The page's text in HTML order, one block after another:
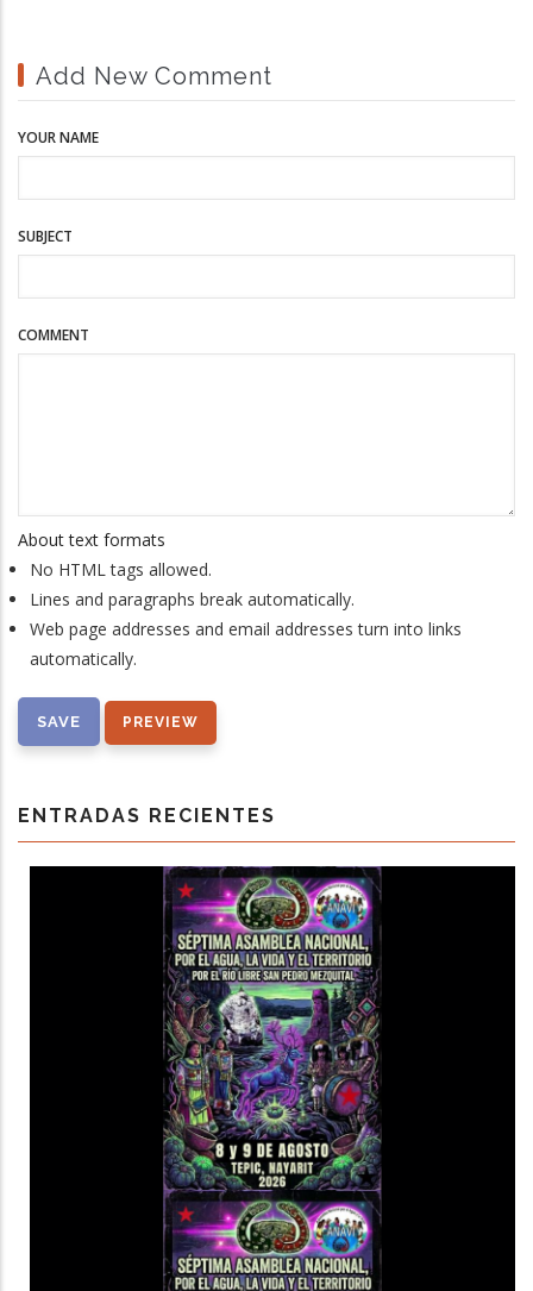
Add New Comment
YOUR NAME
SUBJECT
COMMENT
About text formats
No HTML tags allowed.
Lines and paragraphs break automatically.
Web page addresses and email addresses turn into links
automatically.
ENTRADAS RECIENTES